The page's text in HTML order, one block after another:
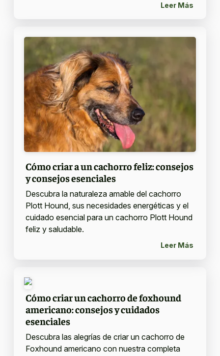
Leer Más
Cómo criar a un cachorro feliz: consejos
y consejos esenciales
Descubra la naturaleza amable del cachorro
Plott Hound, sus necesidades energéticas y el
cuidado esencial para un cachorro Plott Hound
feliz y saludable.
Leer Más
Cómo criar un cachorro de foxhound
americano: consejos y cuidados
esenciales
Descubra las alegrías de criar un cachorro de
Foxhound americano con nuestra completa